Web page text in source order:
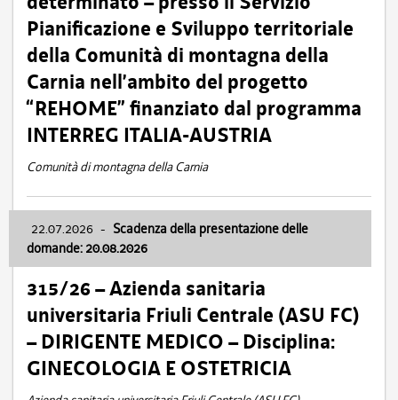
Pianificazione e Sviluppo territoriale
della Comunità di montagna della
Carnia nell’ambito del progetto
“REHOME” finanziato dal programma
INTERREG ITALIA-AUSTRIA
Comunità di montagna della Carnia
22.07.2026 - Scadenza della presentazione delle
domande: 20.08.2026
315/26 – Azienda sanitaria
universitaria Friuli Centrale (ASU FC)
– DIRIGENTE MEDICO – Disciplina:
GINECOLOGIA E OSTETRICIA